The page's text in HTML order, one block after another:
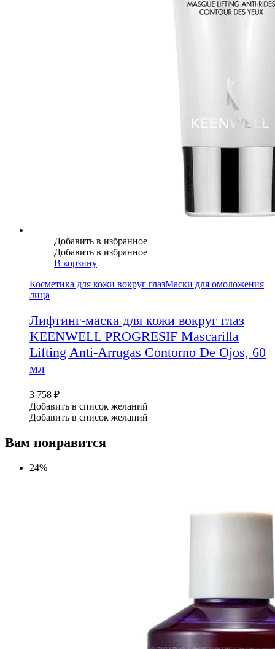
Добавить в избранное
Добавить в избранное
В корзину
Косметика для кожи вокруг глазМаски для омоложения
лица
Лифтинг-маска для кожи вокруг глаз
KEENWELL PROGRESIF Mascarilla
Lifting Anti-Arrugas Contorno De Ojos, 60
мл
3 758 ₽
Добавить в список желаний
Добавить в список желаний
Вам понравится
24%